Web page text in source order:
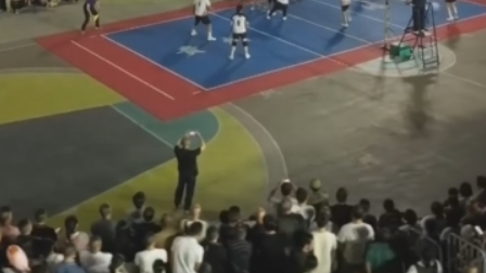
热播榜 总台企业白名单